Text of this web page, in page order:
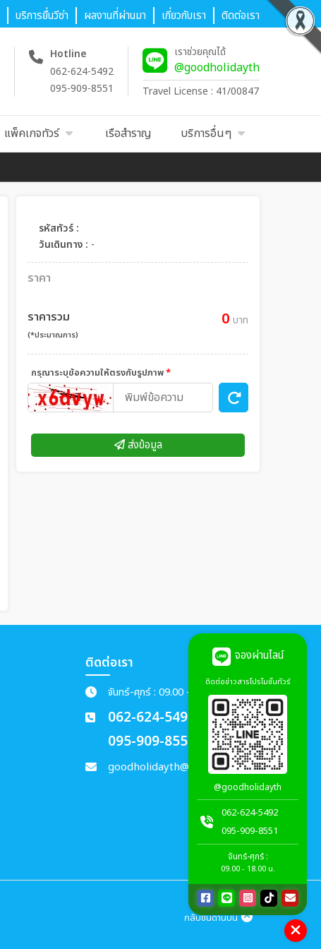
บริการยื่นวีซ่า ผลงานที่ผ่านมา เกี่ยวกับเรา ติดต่อเรา
Hotline
062-624-5492
095-909-8551
เราช่วยคุณได้
@goodholidayth
Travel License : 41/00847
แพ็คเกจทัวร์ เรือสำราญ บริการอื่นๆ
รหัสทัวร์ :
วันเดินทาง : -
ราคา
ราคารวม
(*ประมาณการ)
0 บาท
กรุณาระบุข้อความให้ตรงกับรูปภาพ*
ส่งข้อมูล
ติดต่อเรา
จันทร์-ศุกร์ : 09.00 - 18.00 น.
062-624-5492
095-909-8551
goodholidayth@gmail.com
กลับขึ้นด้านบน
จองผ่านไลน์
ติดต่อข่าวสารโปรโมชั่นทัวร์
@goodholidayth
062-624-5492
095-909-8551
จันทร์-ศุกร์ :
09.00 - 18.00 น.